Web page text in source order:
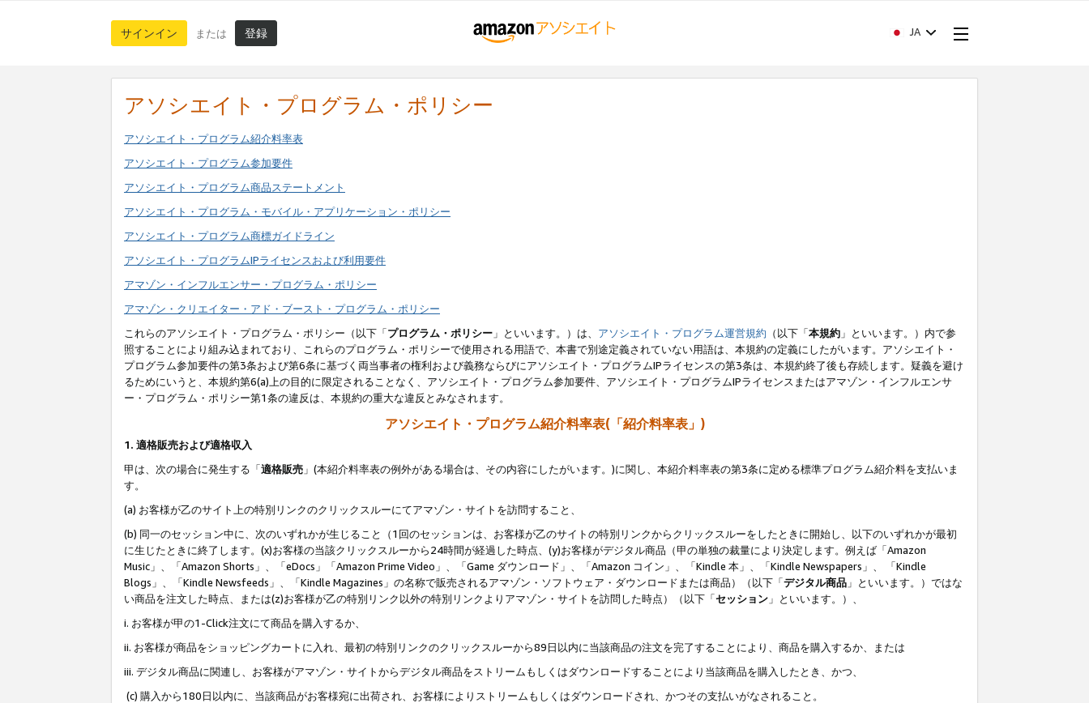
サインイン または 登録 JA
アソシエイト・プログラム・ポリシー
アソシエイト・プログラム紹介料率表
アソシエイト・プログラム参加要件
アソシエイト・プログラム商品ステートメント
アソシエイト・プログラム・モバイル・アプリケーション・ポリシー
アソシエイト・プログラム商標ガイドライン
アソシエイト・プログラムIPライセンスおよび利用要件
アマゾン・インフルエンサー・プログラム・ポリシー
アマゾン・クリエイター・アド・ブースト・プログラム・ポリシー
これらのアソシエイト・プログラム・ポリシー（以下「プログラム・ポリシー 」といいます。）は、 アソシエイト・プログラム運営規約 （以下「本規約 」といいます。）内で参
照することにより組み込まれており、これらのプログラム・ポリシーで使用される用語で、本書で別途定義されていない用語は、本規約の定義にしたがいます。アソシエイト・
プログラム参加要件の第3条および第6条に基づく両当事者の権利および義務ならびにアソシエイト・プログラムIPライセンスの第3条は、本規約終了後も存続します。疑義を避け
るためにいうと、本規約第6(a)上の目的に限定されることなく、アソシエイト・プログラム参加要件、アソシエイト・プログラムIPライセンスまたはアマゾン・インフルエンサ
ー・プログラム・ポリシー第1条の違反は、本規約の重大な違反とみなされます。
アソシエイト・プログラム紹介料率表(「紹介料率表」)
1. 適格販売および適格収入
甲は、次の場合に発生する「適格販売 」(本紹介料率表の例外がある場合は、その内容にしたがいます。)に関し、本紹介料率表の第3条に定める標準プログラム紹介料を支払いま
す。
(a) お客様が乙のサイト上の特別リンクのクリックスルーにてアマゾン・サイトを訪問すること、
(b) 同一のセッション中に、次のいずれかが生じること（1回のセッションは、お客様が乙のサイトの特別リンクからクリックスルーをしたときに開始し、以下のいずれかが最初
に生じたときに終了します。(x)お客様の当該クリックスルーから24時間が経過した時点、(y)お客様がデジタル商品（甲の単独の裁量により決定します。例えば「Amazon
Music」、「Amazon Shorts」、「eDocs」「Amazon Prime Video」、「Game ダウンロード」、「Amazon コイン」、「Kindle 本」、「Kindle Newspapers」、 「Kindle
Blogs」、「Kindle Newsfeeds」、「Kindle Magazines」の名称で販売されるアマゾン・ソフトウェア・ダウンロードまたは商品）（以下「デジタル商品 」といいます。）ではな
い商品を注文した時点、または(z)お客様が乙の特別リンク以外の特別リンクよりアマゾン・サイトを訪問した時点）（以下「セッション 」といいます。）、
i. お客様が甲の1-Click注文にて商品を購入するか、
ii. お客様が商品をショッピングカートに入れ、最初の特別リンクのクリックスルーから89日以内に当該商品の注文を完了することにより、商品を購入するか、または
iii. デジタル商品に関連し、お客様がアマゾン・サイトからデジタル商品をストリームもしくはダウンロードすることにより当該商品を購入したとき、かつ、
(c) 購入から180日以内に、当該商品がお客様宛に出荷され、お客様によりストリームもしくはダウンロードされ、かつその支払いがなされること。